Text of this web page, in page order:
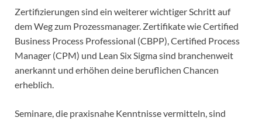
Zertifizierungen sind ein weiterer wichtiger Schritt auf
dem Weg zum Prozessmanager. Zertifikate wie Certified
Business Process Professional (CBPP), Certified Process
Manager (CPM) und Lean Six Sigma sind branchenweit
anerkannt und erhöhen deine beruflichen Chancen
erheblich.
Seminare, die praxisnahe Kenntnisse vermitteln, sind